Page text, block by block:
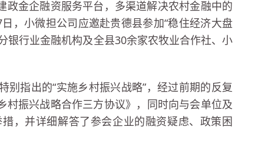
金企融资服务平台，多渠道解决农村金融中的
，小微担公司应邀赴贵德县参加“稳住经济大盘
银行业金融机构及全县30余家农牧业合作社、小
指出的“实施乡村振兴战略”，经过前期的反复
振兴战略合作三方协议》，同时向与会单位及
，并详细解答了参会企业的融资疑虑、政策困